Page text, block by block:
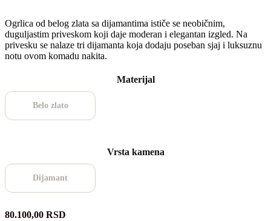
Ogrlica od belog zlata sa dijamantima ističe se neobičnim,
duguljastim priveskom koji daje moderan i elegantan izgled. Na
privesku se nalaze tri dijamanta koja dodaju poseban sjaj i luksuznu
notu ovom komadu nakita.
Materijal
Belo zlato
Vrsta kamena
Dijamant
80.100,00 RSD